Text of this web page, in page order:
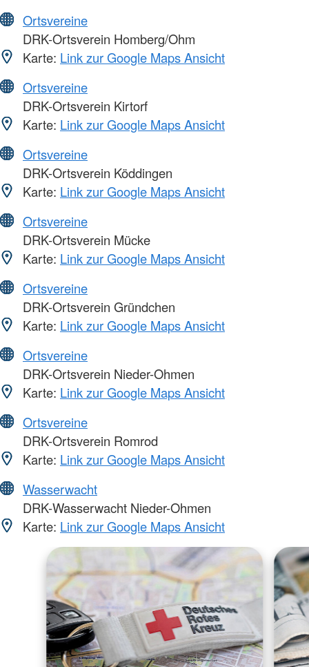
Ortsvereine
DRK-Ortsverein Homberg/Ohm
Karte: Link zur Google Maps Ansicht
Ortsvereine
DRK-Ortsverein Kirtorf
Karte: Link zur Google Maps Ansicht
Ortsvereine
DRK-Ortsverein Köddingen
Karte: Link zur Google Maps Ansicht
Ortsvereine
DRK-Ortsverein Mücke
Karte: Link zur Google Maps Ansicht
Ortsvereine
DRK-Ortsverein Gründchen
Karte: Link zur Google Maps Ansicht
Ortsvereine
DRK-Ortsverein Nieder-Ohmen
Karte: Link zur Google Maps Ansicht
Ortsvereine
DRK-Ortsverein Romrod
Karte: Link zur Google Maps Ansicht
Wasserwacht
DRK-Wasserwacht Nieder-Ohmen
Karte: Link zur Google Maps Ansicht